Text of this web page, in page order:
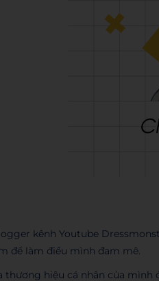
kênh Youtube
để làm điều mình đam mê.
thương hiệu cá nhân của